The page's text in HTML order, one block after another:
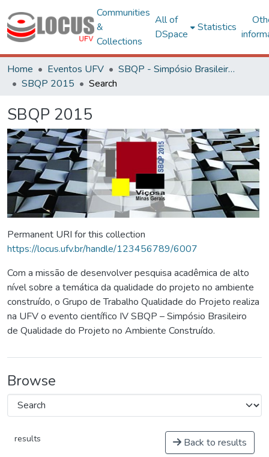
Communities
&
Collections
All of
DSpace
Statistics
Home Eventos UFV
SBQP - Simpósio Brasileiro de Qualidade do Projeto no Ambiente Construído
SBQP 2015
Search
SBQP 2015
Permanent URI for this collection
https://locus.ufv.br/handle/123456789/6007
Com a missão de desenvolver pesquisa acadêmica de alto
nível sobre a temática da qualidade do projeto no ambiente
construído, o Grupo de Trabalho Qualidade do Projeto realiza
na UFV o evento científico IV SBQP – Simpósio Brasileiro
de Qualidade do Projeto no Ambiente Construído.
Browse
results Back to results